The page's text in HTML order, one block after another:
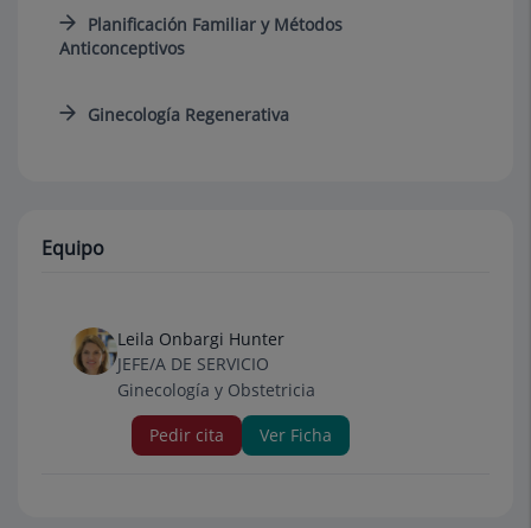
Planificación Familiar y Métodos
Anticonceptivos
Ginecología Regenerativa
Equipo
Leila Onbargi Hunter
JEFE/A DE SERVICIO
Ginecología y Obstetricia
Pedir cita
Ver Ficha